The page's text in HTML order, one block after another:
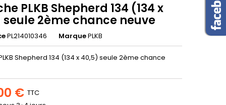
PLKB Shepherd 134 (134 x
seule 2ème chance neuve
PL214010346 MarquePLKB
Shepherd 134 (134 x 40,5) seule 2ème chance
€ TTC